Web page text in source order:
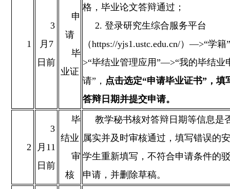
1
3
月7
日前
申
请
毕
业证
格，毕业论文答辩通过；
2. 登录研究生综合服务平台
（https://yjs1.ustc.edu.cn/）—>“学
>“毕结业管理应用”—>“我的毕结业
请”， 点击选定“申请毕业证书” ，填
答辩日期并提交申请。
2
3
月11
日前
毕
结业
审
核
教学秘书核对答辩日期等信息是
属实并及时审核通过，填写错误的
学生重新填写，不符合申请条件的
申请，并删除草稿。